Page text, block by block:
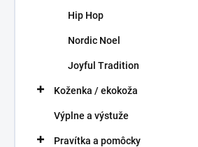
Hip Hop
Nordic Noel
Joyful Tradition
Koženka / ekokoža
Výplne a výstuže
Pravítka a pomôcky